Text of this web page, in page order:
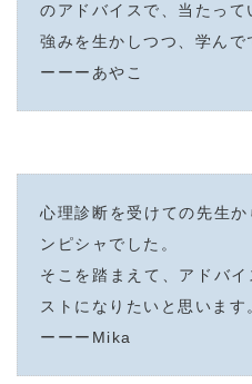
のアドバイスで、当たって
強みを生かしつつ、学んで
ーーーあやこ
心理診断を受けての先生
ンピシャでした。
そこを踏まえて、アドバ
ストになりたいと思います
ーーーMika